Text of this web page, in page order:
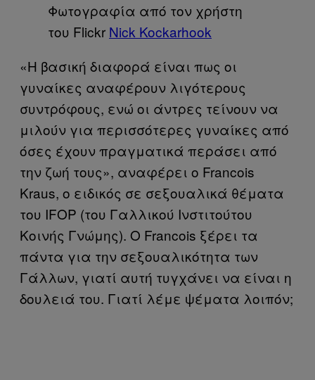
Φωτογραφία από τον χρήστη
του Flickr Nick Kockarhook
«Η βασική διαφορά είναι πως οι
γυναίκες αναφέρουν λιγότερους
συντρόφους, ενώ οι άντρες τείνουν να
μιλούν για περισσότερες γυναίκες από
όσες έχουν πραγματικά περάσει από
την ζωή τους», αναφέρει ο Francois
Kraus, ο ειδικός σε σεξουαλικά θέματα
του IFOP (του Γαλλικού Ινστιτούτου
Κοινής Γνώμης). Ο Francois ξέρει τα
πάντα για την σεξουαλικότητα των
Γάλλων, γιατί αυτή τυγχάνει να είναι η
δουλειά του. Γιατί λέμε ψέματα λοιπόν;